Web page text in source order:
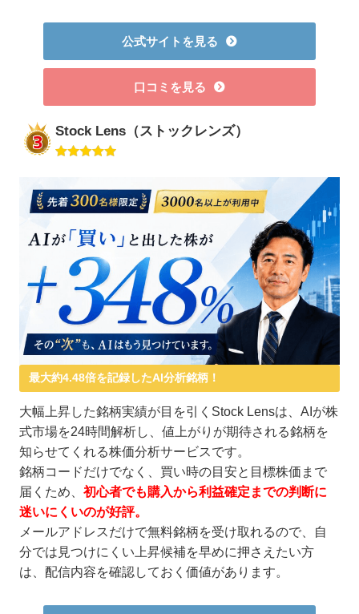
公式サイトを見る
口コミを見る
Stock Lens（ストックレンズ）
最大約4.48倍を記録したAI分析銘柄！
大幅上昇した銘柄実績が目を引くStock Lensは、AIが株
式市場を24時間解析し、値上がりが期待される銘柄を
知らせてくれる株価分析サービスです。
銘柄コードだけでなく、買い時の目安と目標株価まで
届くため、初心者でも購入から利益確定までの判断に
迷いにくいのが好評。
メールアドレスだけで無料銘柄を受け取れるので、自
分では見つけにくい上昇候補を早めに押さえたい方
は、配信内容を確認しておく価値があります。